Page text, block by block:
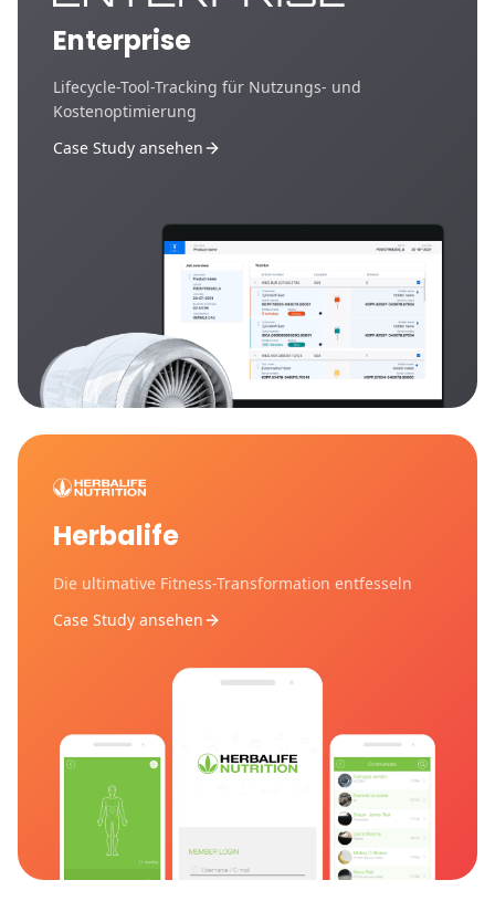
Enterprise
Lifecycle-Tool-Tracking für Nutzungs- und
Kostenoptimierung
Case Study ansehen
Herbalife
Die ultimative Fitness-Transformation entfesseln
Case Study ansehen